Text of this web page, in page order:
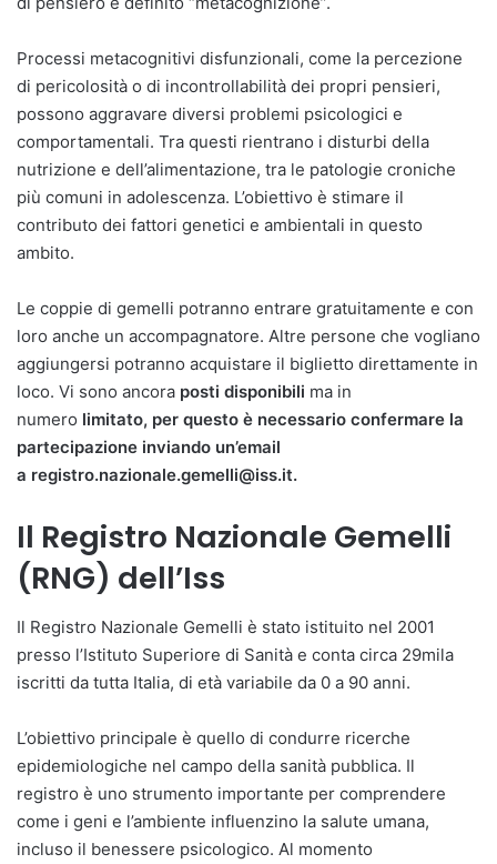
Processi metacognitivi disfunzionali, come la percezione
di pericolosità o di incontrollabilità dei propri pensieri,
possono aggravare diversi problemi psicologici e
comportamentali. Tra questi rientrano i disturbi della
nutrizione e dell’alimentazione, tra le patologie croniche
più comuni in adolescenza. L’obiettivo è stimare il
contributo dei fattori genetici e ambientali in questo
ambito.
Le coppie di gemelli potranno entrare gratuitamente e con
loro anche un accompagnatore. Altre persone che vogliano
aggiungersi potranno acquistare il biglietto direttamente in
loco. Vi sono ancora posti disponibili ma in
numero limitato, per questo è necessario confermare la
partecipazione inviando un’email
a registro.nazionale.gemelli@iss.it.
Il Registro Nazionale Gemelli
(RNG) dell’Iss
Il Registro Nazionale Gemelli è stato istituito nel 2001
presso l’Istituto Superiore di Sanità e conta circa 29mila
iscritti da tutta Italia, di età variabile da 0 a 90 anni.
L’obiettivo principale è quello di condurre ricerche
epidemiologiche nel campo della sanità pubblica. Il
registro è uno strumento importante per comprendere
come i geni e l’ambiente influenzino la salute umana,
incluso il benessere psicologico. Al momento